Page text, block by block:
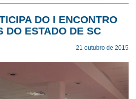
DO I ENCONTRO
DO ESTADO DE SC
21 outubro de 2015